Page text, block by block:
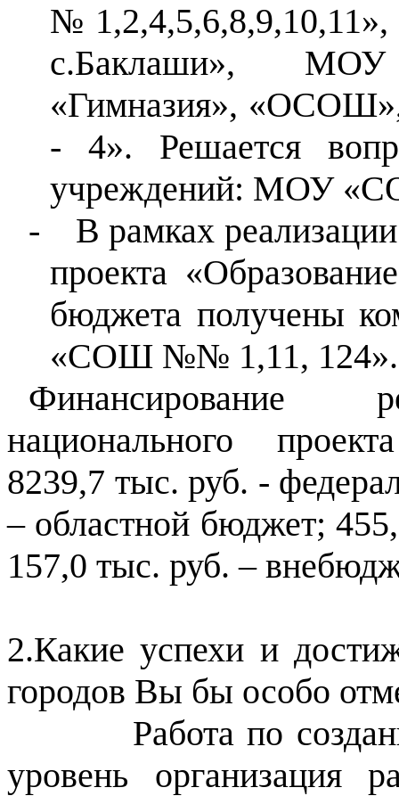
с.Баклаши»,
«Гимназия»,
- 4». Решается
учреждений: МОУ
-
В рамках
проекта
бюджета получены
«СОШ №№ 1,11, 124».
Финансирование
национального
8239,7 тыс. руб. -
– областной бюджет;
157,0 тыс. руб. –
2.Какие успехи и
городов Вы бы особо
Работа по созданию
уровень организация